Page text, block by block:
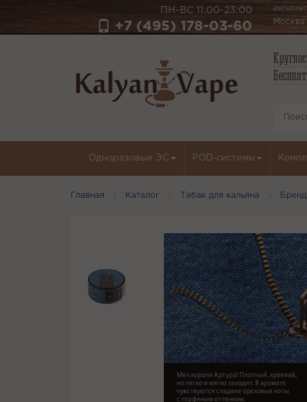
ПН-ВС 11:00-23:00
+7 (495) 178-03-60 Москва
Одноразовые ЭС POD-системы
Главная Каталог Табак для кальяна